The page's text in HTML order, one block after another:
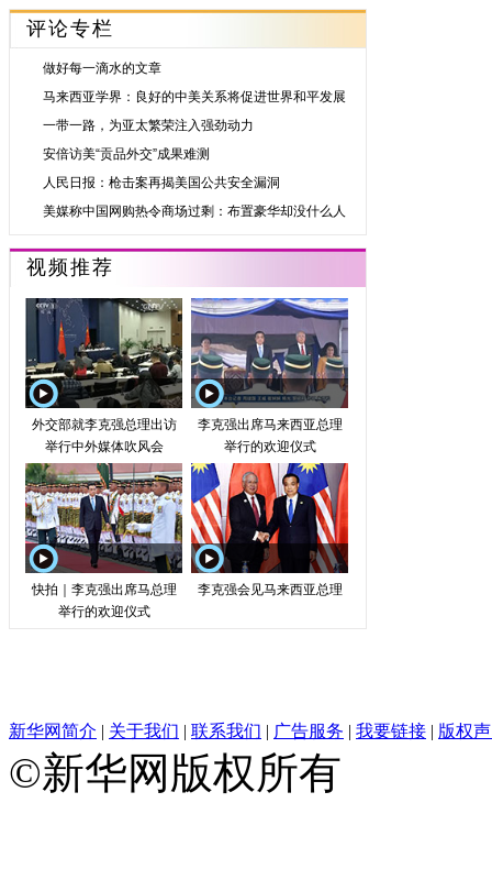
新华网简介 | 关于我们 | 联系我们 | 广告服务 | 我要链接 | 版权
©新华网版权所有